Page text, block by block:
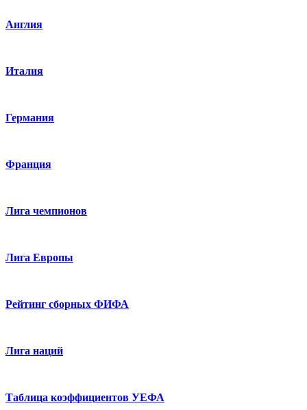
Англия
Италия
Германия
Франция
Лига чемпионов
Лига Европы
Рейтинг сборных ФИФА
Лига наций
Таблица коэффициентов УЕФА